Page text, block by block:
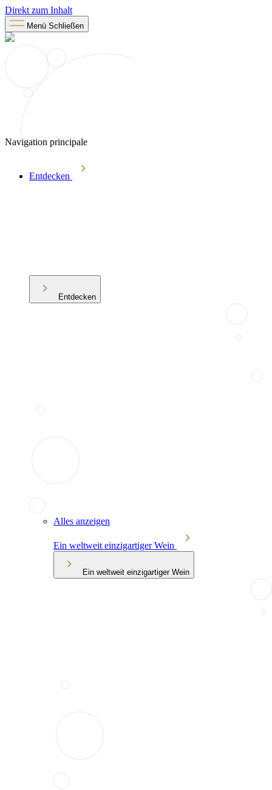
Direkt zum Inhalt
Menü Schließen
Navigation principale
Entdecken
Entdecken
Alles anzeigen
Ein weltweit einzigartiger Wein
Ein weltweit einzigartiger Wein